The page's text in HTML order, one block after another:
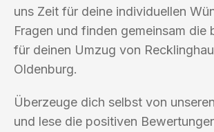
uns Zeit für deine individuellen
Fragen und finden gemeinsam die
für deinen Umzug von
Oldenburg.
Überzeuge dich selbst von
und lese die positiven